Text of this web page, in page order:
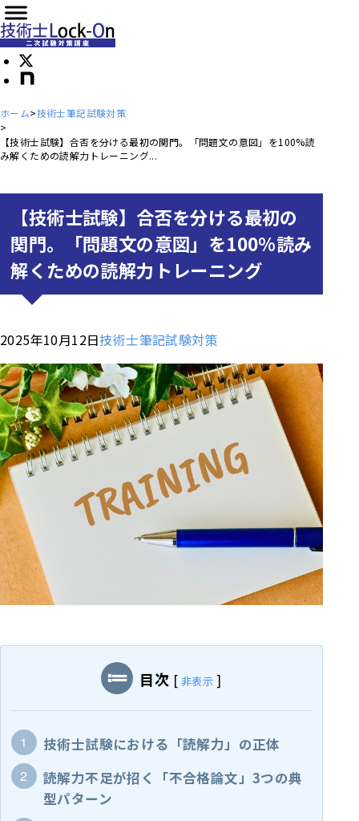
ホーム 技術士筆記試験対策
【技術士試験】合否を分ける最初の関門。「問題文の意図」を100%読
み解くための読解力トレーニング...
【技術士試験】合否を分ける最初の
関門。「問題文の意図」を100%読み
解くための読解力トレーニング
2025年10月12日技術士筆記試験対策
目次 [ 非表示 ]
技術士試験における「読解力」の正体
読解力不足が招く「不合格論文」3つの典
型パターン